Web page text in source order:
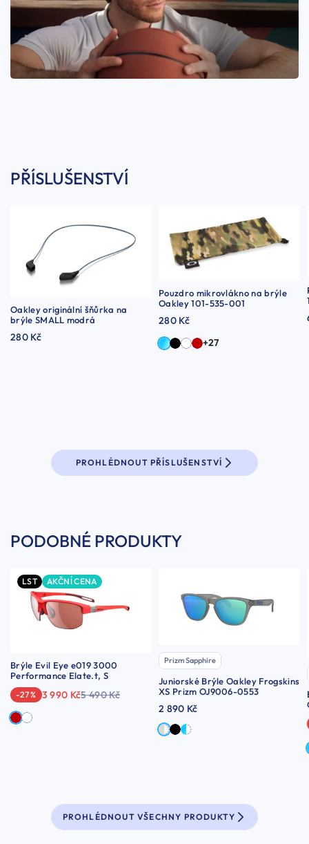
PŘÍSLUŠENSTVÍ
Oakley originální šňůrka na
brýle SMALL modrá
280 Kč
Pouzdro mikrovlákno na brýle
Oakley 101-535-001
280 Kč
+27
PROHLÉDNOUT PŘÍSLUŠENSTVÍ
PODOBNÉ PRODUKTY
LST AKČNÍ CENA
Brýle Evil Eye e019 3000
Performance Elate.t, S
-27 % 3 990 Kč5 490 Kč
Prizm Sapphire
Juniorské Brýle Oakley Frogskins
XS Prizm OJ9006-0553
2 890 Kč
PROHLÉDNOUT VŠECHNY PRODUKTY